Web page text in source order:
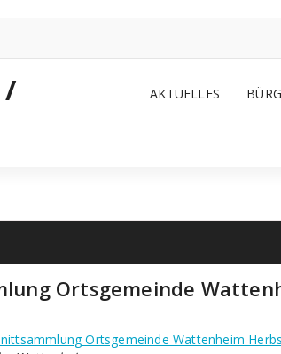
/
AKTUELLES
Ortsgemeinde
Ortsgemeinde Wattenheim